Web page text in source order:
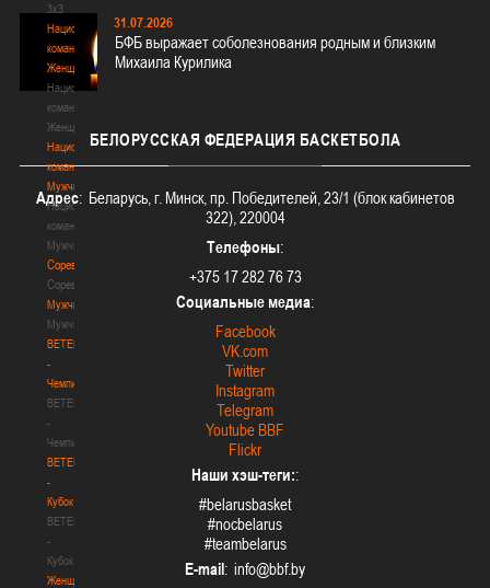
3х3
Национальная
команда.
Женщины
Национальная
команда.
Женщины
Национальная
команда.
Мужчины
Национальная
команда.
Мужчины
Соревнования
Соревнования
Мужчины
Мужчины
BETERA
-
Чемпионат
BETERA
-
Чемпионат
BETERA
-
Кубок
BETERA
-
Кубок
Женщины
31.07.2026
БФБ выражает соболезнования родным и близким
Михаила Курилика
БЕЛОРУССКАЯ ФЕДЕРАЦИЯ БАСКЕТБОЛА
Адрес: Беларусь, г. Минск, пр. Победителей, 23/1 (блок кабинетов
322), 220004
Телефоны:
+375 17 282 76 73
Социальные медиа:
Facebook
VK.com
Twitter
Instagram
Telegram
Youtube BBF
Flickr
Наши хэш-теги::
#belarusbasket
#nocbelarus
#teambelarus
E-mail :